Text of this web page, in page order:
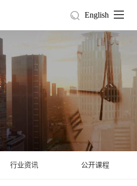
English
行业资讯 公开课程